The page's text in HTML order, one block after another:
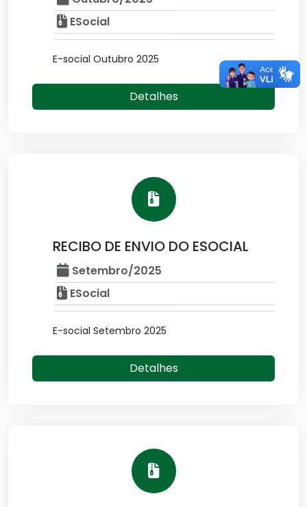
ESocial
E-social Outubro 2025
Detalhes
RECIBO DE ENVIO DO ESOCIAL
Setembro/2025
ESocial
E-social Setembro 2025
Detalhes